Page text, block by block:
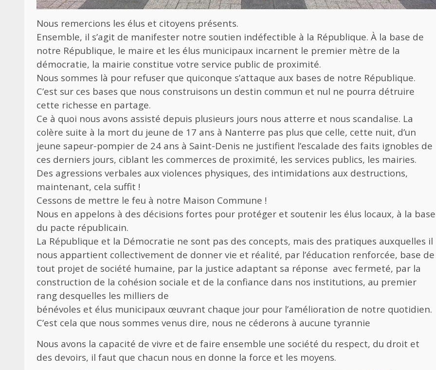
Nous remercions les élus et citoyens présents.
Ensemble, il s’agit de manifester notre soutien indéfectible à la République. À la base de
notre République, le maire et les élus municipaux incarnent le premier mètre de la
démocratie, la mairie constitue votre service public de proximité.
Nous sommes là pour refuser que quiconque s’attaque aux bases de notre République.
C’est sur ces bases que nous construisons un destin commun et nul ne pourra détruire
cette richesse en partage.
Ce à quoi nous avons assisté depuis plusieurs jours nous atterre et nous scandalise. La
colère suite à la mort du jeune de 17 ans à Nanterre pas plus que celle, cette nuit, d’un
jeune sapeur-pompier de 24 ans à Saint-Denis ne justifient l’escalade des faits ignobles de
ces derniers jours, ciblant les commerces de proximité, les services publics, les mairies.
Des agressions verbales aux violences physiques, des intimidations aux destructions,
maintenant, cela suffit !
Cessons de mettre le feu à notre Maison Commune !
Nous en appelons à des décisions fortes pour protéger et soutenir les élus locaux, à la base
du pacte républicain.
La République et la Démocratie ne sont pas des concepts, mais des pratiques auxquelles il
nous appartient collectivement de donner vie et réalité, par l’éducation renforcée, base de
tout projet de société humaine, par la justice adaptant sa réponse avec fermeté, par la
construction de la cohésion sociale et de la confiance dans nos institutions, au premier
rang desquelles les milliers de
bénévoles et élus municipaux œuvrant chaque jour pour l’amélioration de notre quotidien.
C’est cela que nous sommes venus dire, nous ne céderons à aucune tyrannie
Nous avons la capacité de vivre et de faire ensemble une société du respect, du droit et
des devoirs, il faut que chacun nous en donne la force et les moyens.